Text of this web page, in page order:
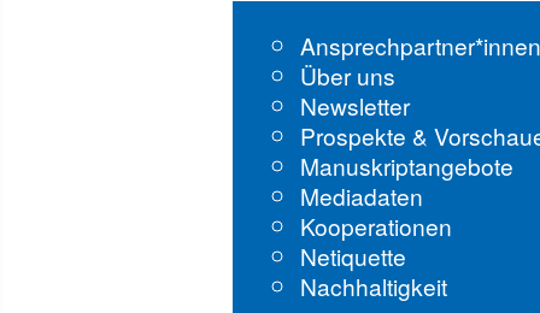
Über uns
Newsletter
Prospekte &
Manuskriptangebote
Mediadaten
Kooperationen
Netiquette
Nachhaltigkeit